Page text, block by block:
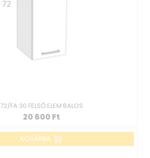
72/FA 30 FELSŐ ELEM BALOS
20 600 Ft
KOSÁRBA